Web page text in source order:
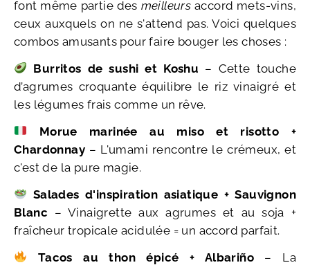
font même partie des meilleurs accord mets-vins,
ceux auxquels on ne s'attend pas. Voici quelques
combos amusants pour faire bouger les choses :
Burritos de sushi et Koshu – Cette touche
d’agrumes croquante équilibre le riz vinaigré et
les légumes frais comme un rêve.
Morue marinée au miso et risotto +
Chardonnay – L'umami rencontre le crémeux, et
c'est de la pure magie.
Salades d'inspiration asiatique + Sauvignon
Blanc – Vinaigrette aux agrumes et au soja +
fraîcheur tropicale acidulée = un accord parfait.
Tacos au thon épicé + Albariño– La